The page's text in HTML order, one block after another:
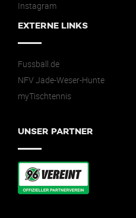
Instagram
EXTERNE LINKS
Fussball.de
NFV Jade-Weser-Hunte
myTischtennis
UNSER PARTNER